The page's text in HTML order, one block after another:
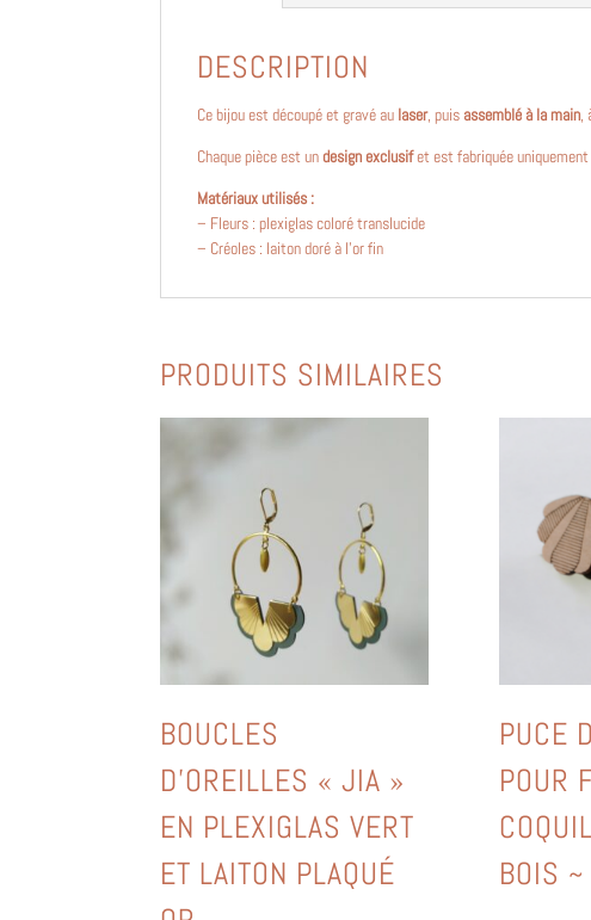
DESCRIPTION
Ce bijou est découpé et gravé au laser, puis assemblé à la main
Chaque pièce est undesign exclusifet est fabriquée uniquement
Matériaux utilisés :
– Fleurs : plexiglas coloré translucide
– Créoles : laiton doré à l’or fin
PRODUITS SIMILAIRES
BOUCLES
D’OREILLES « JIA »
EN PLEXIGLAS VERT
ET LAITON PLAQUÉ
PUCE
POUR
BOIS ~